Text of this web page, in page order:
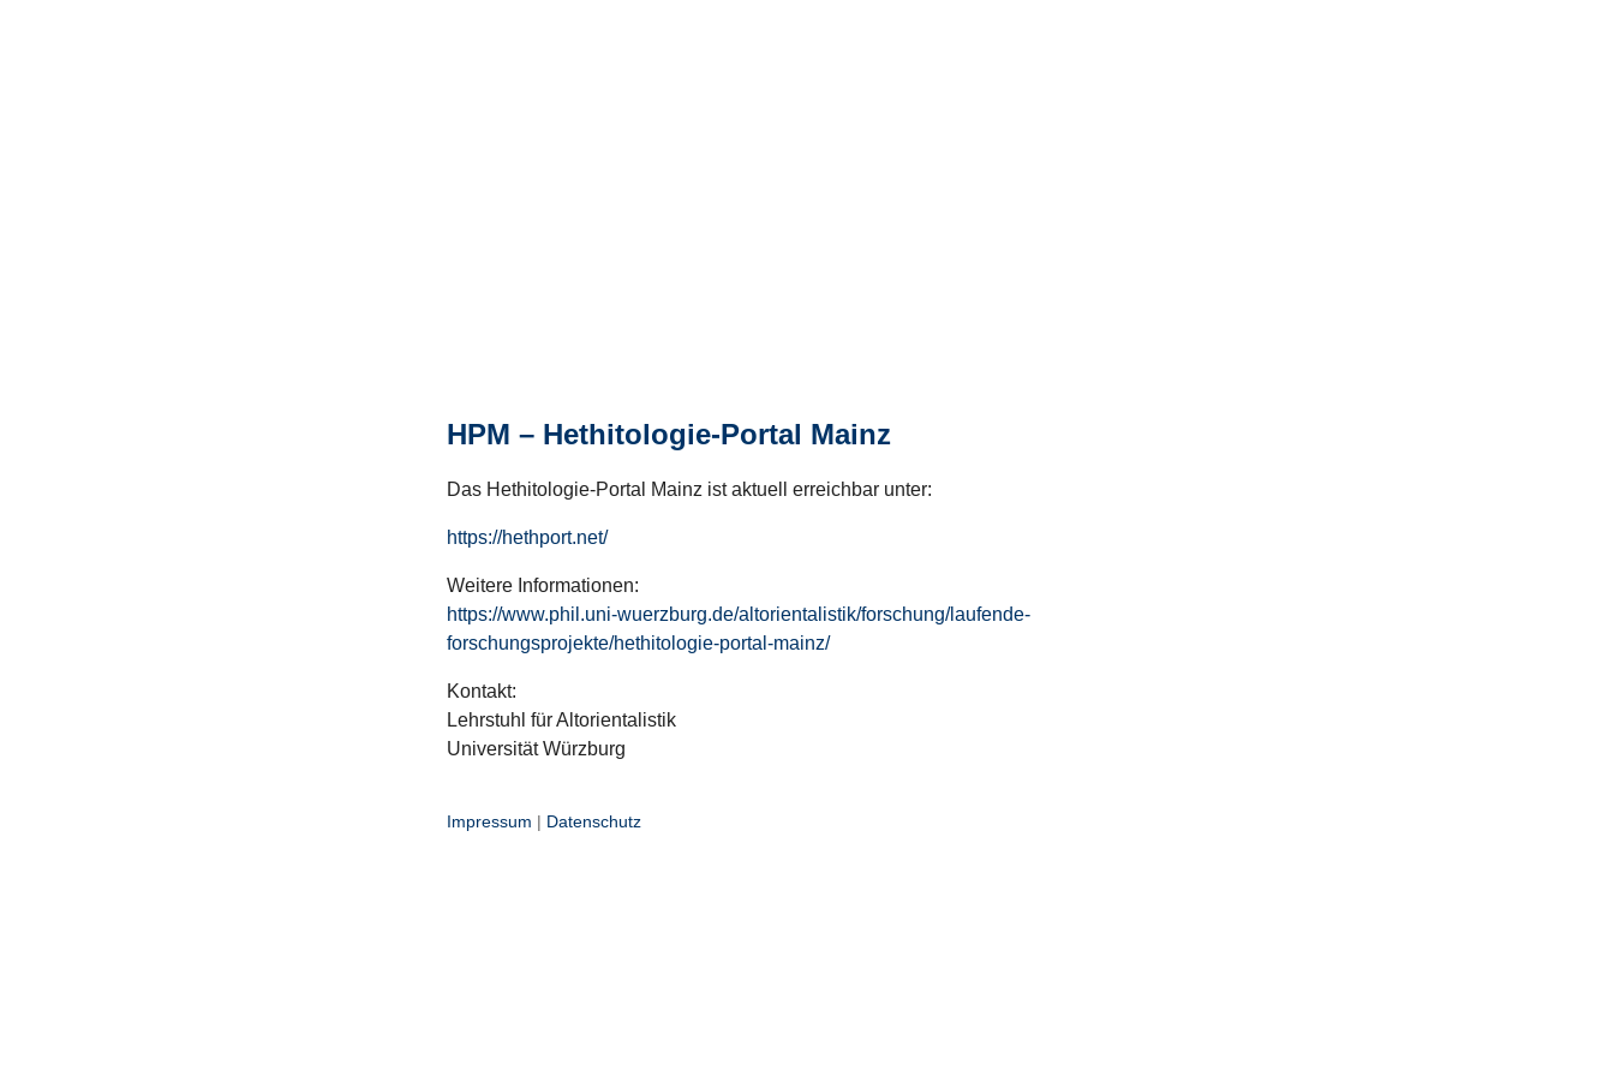
HPM – Hethitologie-Portal Mainz
Das Hethitologie-Portal Mainz ist aktuell erreichbar unter:
https://hethport.net/
Weitere Informationen:
https://www.phil.uni-wuerzburg.de/altorientalistik/forschung/laufende-
forschungsprojekte/hethitologie-portal-mainz/
Kontakt:
Lehrstuhl für Altorientalistik
Universität Würzburg
Impressum | Datenschutz